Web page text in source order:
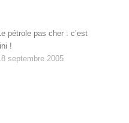
pétrole pas cher : c’est
!
septembre 2005